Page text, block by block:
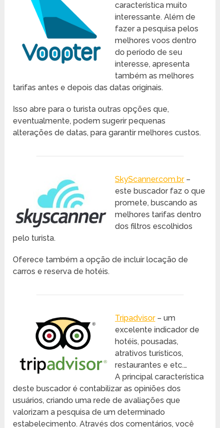
característica muito
interessante. Além de
fazer a pesquisa pelos
melhores voos dentro
do período de seu
interesse, apresenta
também as melhores
tarifas antes e depois das datas originais.
Isso abre para o turista outras opções que,
eventualmente, podem sugerir pequenas
alterações de datas, para garantir melhores custos.
SkyScanner.com.br–
este buscador faz o que
promete, buscando as
melhores tarifas dentro
dos filtros escolhidos
pelo turista.
Oferece também a opção de incluir locação de
carros e reserva de hotéis.
Tripadvisor– um
excelente indicador de
hotéis, pousadas,
atrativos turísticos,
restaurantes e etc.…
A principal característica
deste buscador é contabilizar as opiniões dos
usuários, criando uma rede de avaliações que
valorizam a pesquisa de um determinado
estabelecimento. Através dos comentários, você